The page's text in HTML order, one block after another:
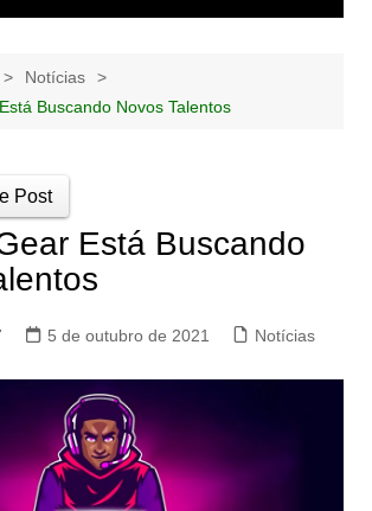
Notícias
Buscando Novos Talentos
Post
Está Buscando
5 de outubro de 2021 Notícias